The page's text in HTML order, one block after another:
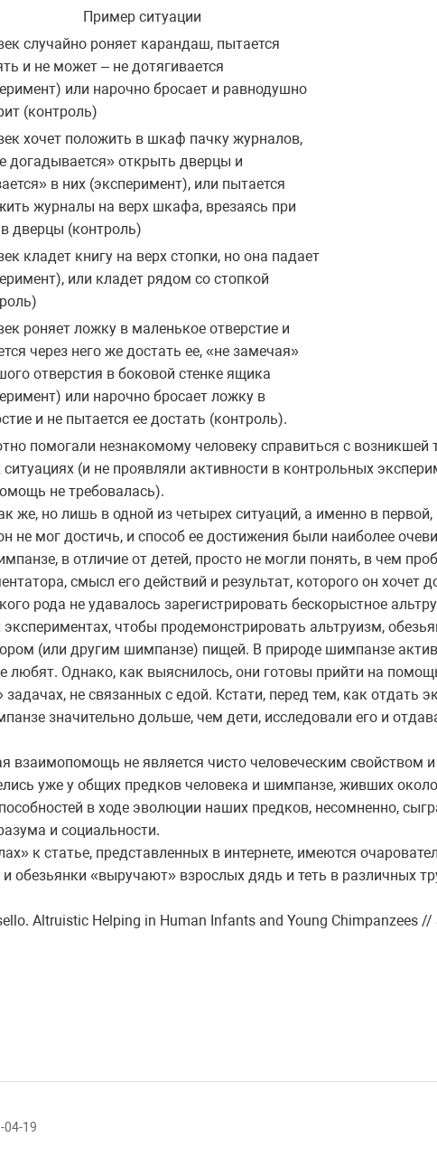
Пример ситуации
случайно роняет карандаш, пытается
и не может – не дотягивается
или нарочно бросает и равнодушно
(контроль)
хочет положить в шкаф пачку журналов,
догадывается» открыть дверцы и
в них (эксперимент), или пытается
журналы на верх шкафа, врезаясь при
дверцы (контроль)
кладет книгу на верх стопки, но она падает
или кладет рядом со стопкой
роняет ложку в маленькое отверстие и
через него же достать ее, «не замечая»
отверстия в боковой стенке ящика
или нарочно бросает ложку в
и не пытается ее достать (контроль).
помогали незнакомому человеку справиться с возникшей
(и не проявляли активности в контрольных
не требовалась).
же, но лишь в одной из четырех ситуаций, а именно в первой,
не мог достичь, и способ ее достижения были наиболее
в отличие от детей, просто не могли понять, в чем
смысл его действий и результат, которого он хочет
рода не удавалось зарегистрировать бескорыстное
чтобы продемонстрировать альтруизм,
(или другим шимпанзе) пищей. В природе шимпанзе
любят. Однако, как выяснилось, они готовы прийти на
не связанных с едой. Кстати, перед тем, как отдать
значительно дольше, чем дети, исследовали его и
взаимопомощь не является чисто человеческим свойством и
уже у общих предков человека и шимпанзе, живших
в ходе эволюции наших предков, несомненно,
и социальности.
к статье, представленных в интернете, имеются
«выручают» взрослых дядь и теть в различных
Altruistic Helping in Human Infants and Young Chimpanzees //
04-19